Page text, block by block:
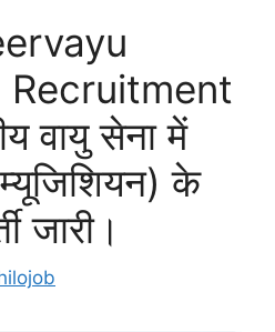
वायु सेना में
के
जारी।